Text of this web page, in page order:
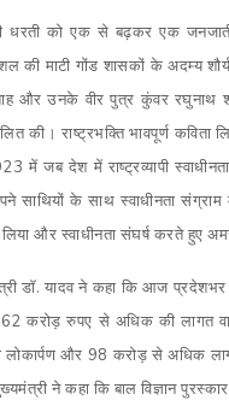
धरती को एक से बढ़कर एक
की माटी गोंड शासकों के अदम्य
और उनके वीर पुत्र कुंवर रघुनाथ
की। राष्ट्रभक्ति भावपूर्ण
में जब देश में राष्ट्रव्यापी
साथियों के साथ स्वाधीनता संग्राम
और स्वाधीनता संघर्ष करते हुए
डॉ. यादव ने कहा कि आज
करोड़ रुपए से अधिक की लागत
और 98 करोड़ से अधिक
ने कहा कि बाल विज्ञान